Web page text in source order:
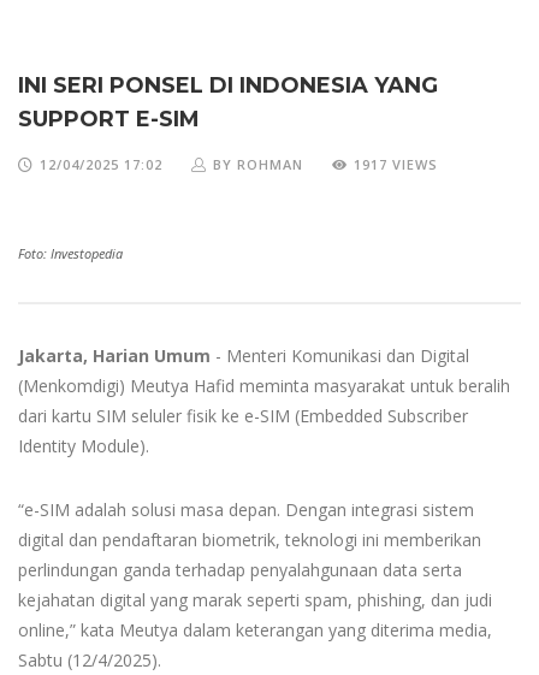
INI SERI PONSEL DI INDONESIA YANG
SUPPORT E-SIM
12/04/2025 17:02 BY ROHMAN 1917 VIEWS
Foto: Investopedia
Jakarta, Harian Umum - Menteri Komunikasi dan Digital
(Menkomdigi) Meutya Hafid meminta masyarakat untuk beralih
dari kartu SIM seluler fisik ke e-SIM (Embedded Subscriber
Identity Module).
“e-SIM adalah solusi masa depan. Dengan integrasi sistem
digital dan pendaftaran biometrik, teknologi ini memberikan
perlindungan ganda terhadap penyalahgunaan data serta
kejahatan digital yang marak seperti spam, phishing, dan judi
online,” kata Meutya dalam keterangan yang diterima media,
Sabtu (12/4/2025).